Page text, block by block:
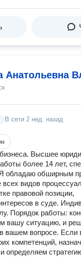
Анатольевна
В сети 2 нед. назад
Высшее
более 14 лет,
обладаю обширным
всех видов
правовой позиции,
в суде.
Порядок работы:
вашу ситуацию, и
вашем вопросе. Если
компетенций,
определяем